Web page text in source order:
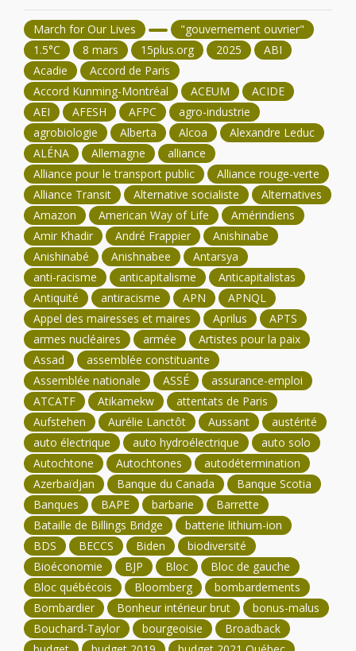
March for Our Lives
"gouvernement ouvrier"
1.5°C
8 mars 15plus.org 2025
ABI
Acadie
Accord de Paris
Accord Kunming-Montréal
ACEUM
ACIDE
AEI
AFESH AFPC
agro-industrie
agrobiologie
Alberta Alcoa
Alexandre Leduc
ALÉNA
Allemagne
alliance
Alliance pour le transport public
Alliance rouge-verte
Alliance Transit
Alternative socialiste
Alternatives
Amazon
American Way of Life
Amérindiens
Amir Khadir
André Frappier
Anishinabe
Anishinabé
Anishnabee
Antarsya
anti-racisme
anticapitalisme
Anticapitalistas
Antiquité
antiracisme APN
APNQL
Appel des mairesses et maires
Aprilus
APTS
armes nucléaires
armée
Artistes pour la paix
Assad
assemblée constituante
Assemblée nationale
ASSÉ
assurance-emploi
ATCATF
Atikamekw
attentats de Paris
Aufstehen
Aurélie Lanctôt Aussant
austérité
auto électrique
auto hydroélectrique
auto solo
Autochtone
Autochtones
autodétermination
Azerbaïdjan
Banque du Canada
Banque Scotia
Banques
BAPE barbarie
Barrette
Bataille de Billings Bridge
batterie lithium-ion
BDS
BECCS Biden
biodiversité
Bioéconomie
BJP Bloc
Bloc de gauche
Bloc québécois
Bloomberg
bombardements
Bombardier
Bonheur intérieur brut
bonus-malus
Bouchard-Taylor
bourgeoisie
Broadback